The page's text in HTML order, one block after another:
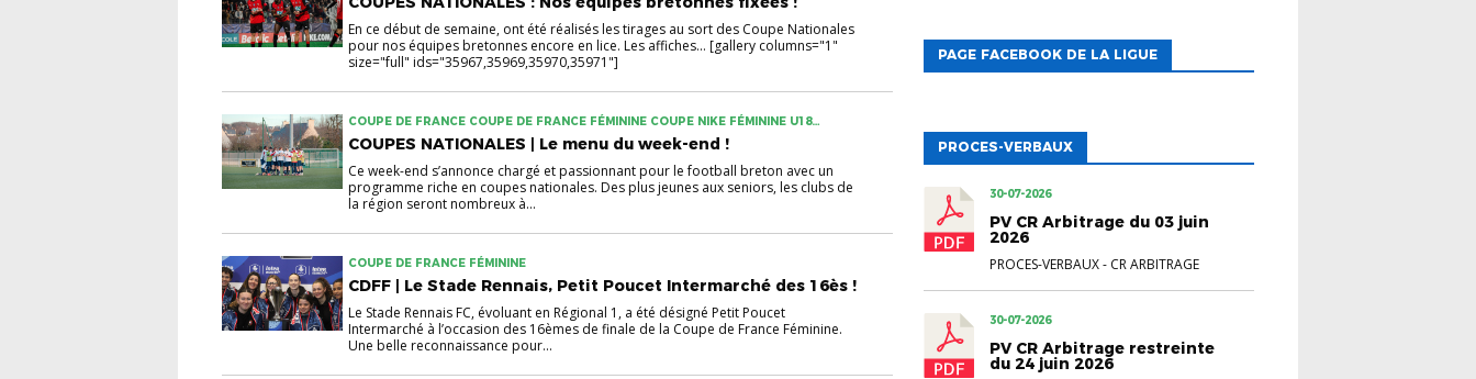
En ce début de semaine, ont été réalisés les tirages au sort des Coupe Nationales
pour nos équipes bretonnes encore en lice. Les affiches... [gallery columns="1"
size="full" ids="35967,35969,35970,35971"]
COUPE DE FRANCE COUPE DE FRANCE FÉMININE COUPE NIKE FÉMININE U18
GAMBARDELLA
COUPES NATIONALES | Le menu du week-end !
Ce week-end s’annonce chargé et passionnant pour le football breton avec un
programme riche en coupes nationales. Des plus jeunes aux seniors, les clubs de
la région seront nombreux à...
COUPE DE FRANCE FÉMININE
CDFF | Le Stade Rennais, Petit Poucet Intermarché des 16ès !
Le Stade Rennais FC, évoluant en Régional 1, a été désigné Petit Poucet
Intermarché à l’occasion des 16èmes de finale de la Coupe de France Féminine.
Une belle reconnaissance pour...
PAGE FACEBOOK DE LA LIGUE
PROCES-VERBAUX
30-07-2026
PV CR Arbitrage du 03 juin
2026
PROCES-VERBAUX- CR ARBITRAGE
30-07-2026
PV CR Arbitrage restreinte
du 24 juin 2026